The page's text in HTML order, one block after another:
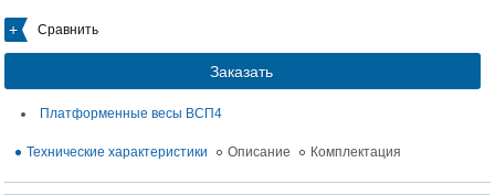
Сравнить
Заказать
Платформенные весы ВСП4
Технические характеристики Описание Комплектация